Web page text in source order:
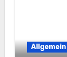
Allgemein